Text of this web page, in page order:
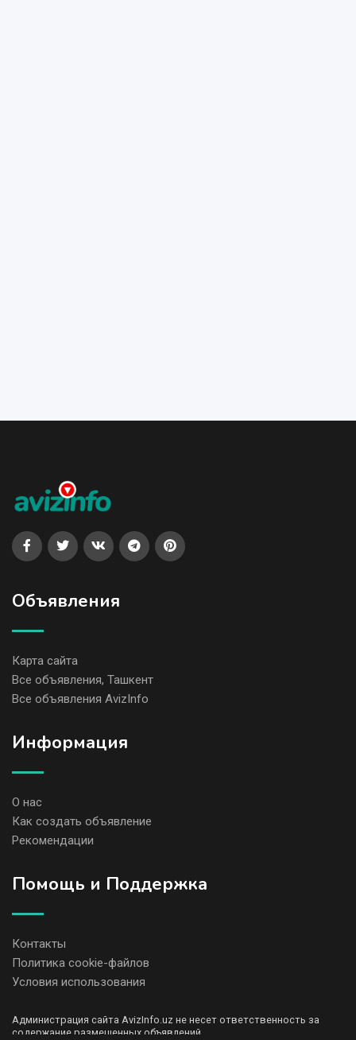
Объявления
Карта сайта
Все объявления, Ташкент
Все объявления AvizInfo
Информация
О нас
Как создать объявление
Рекомендации
Помощь и Поддержка
Контакты
Политика cookie-файлов
Условия использования
Администрация сайта AvizInfo.uz не несет ответственность за
содержание размещенных объявлений.